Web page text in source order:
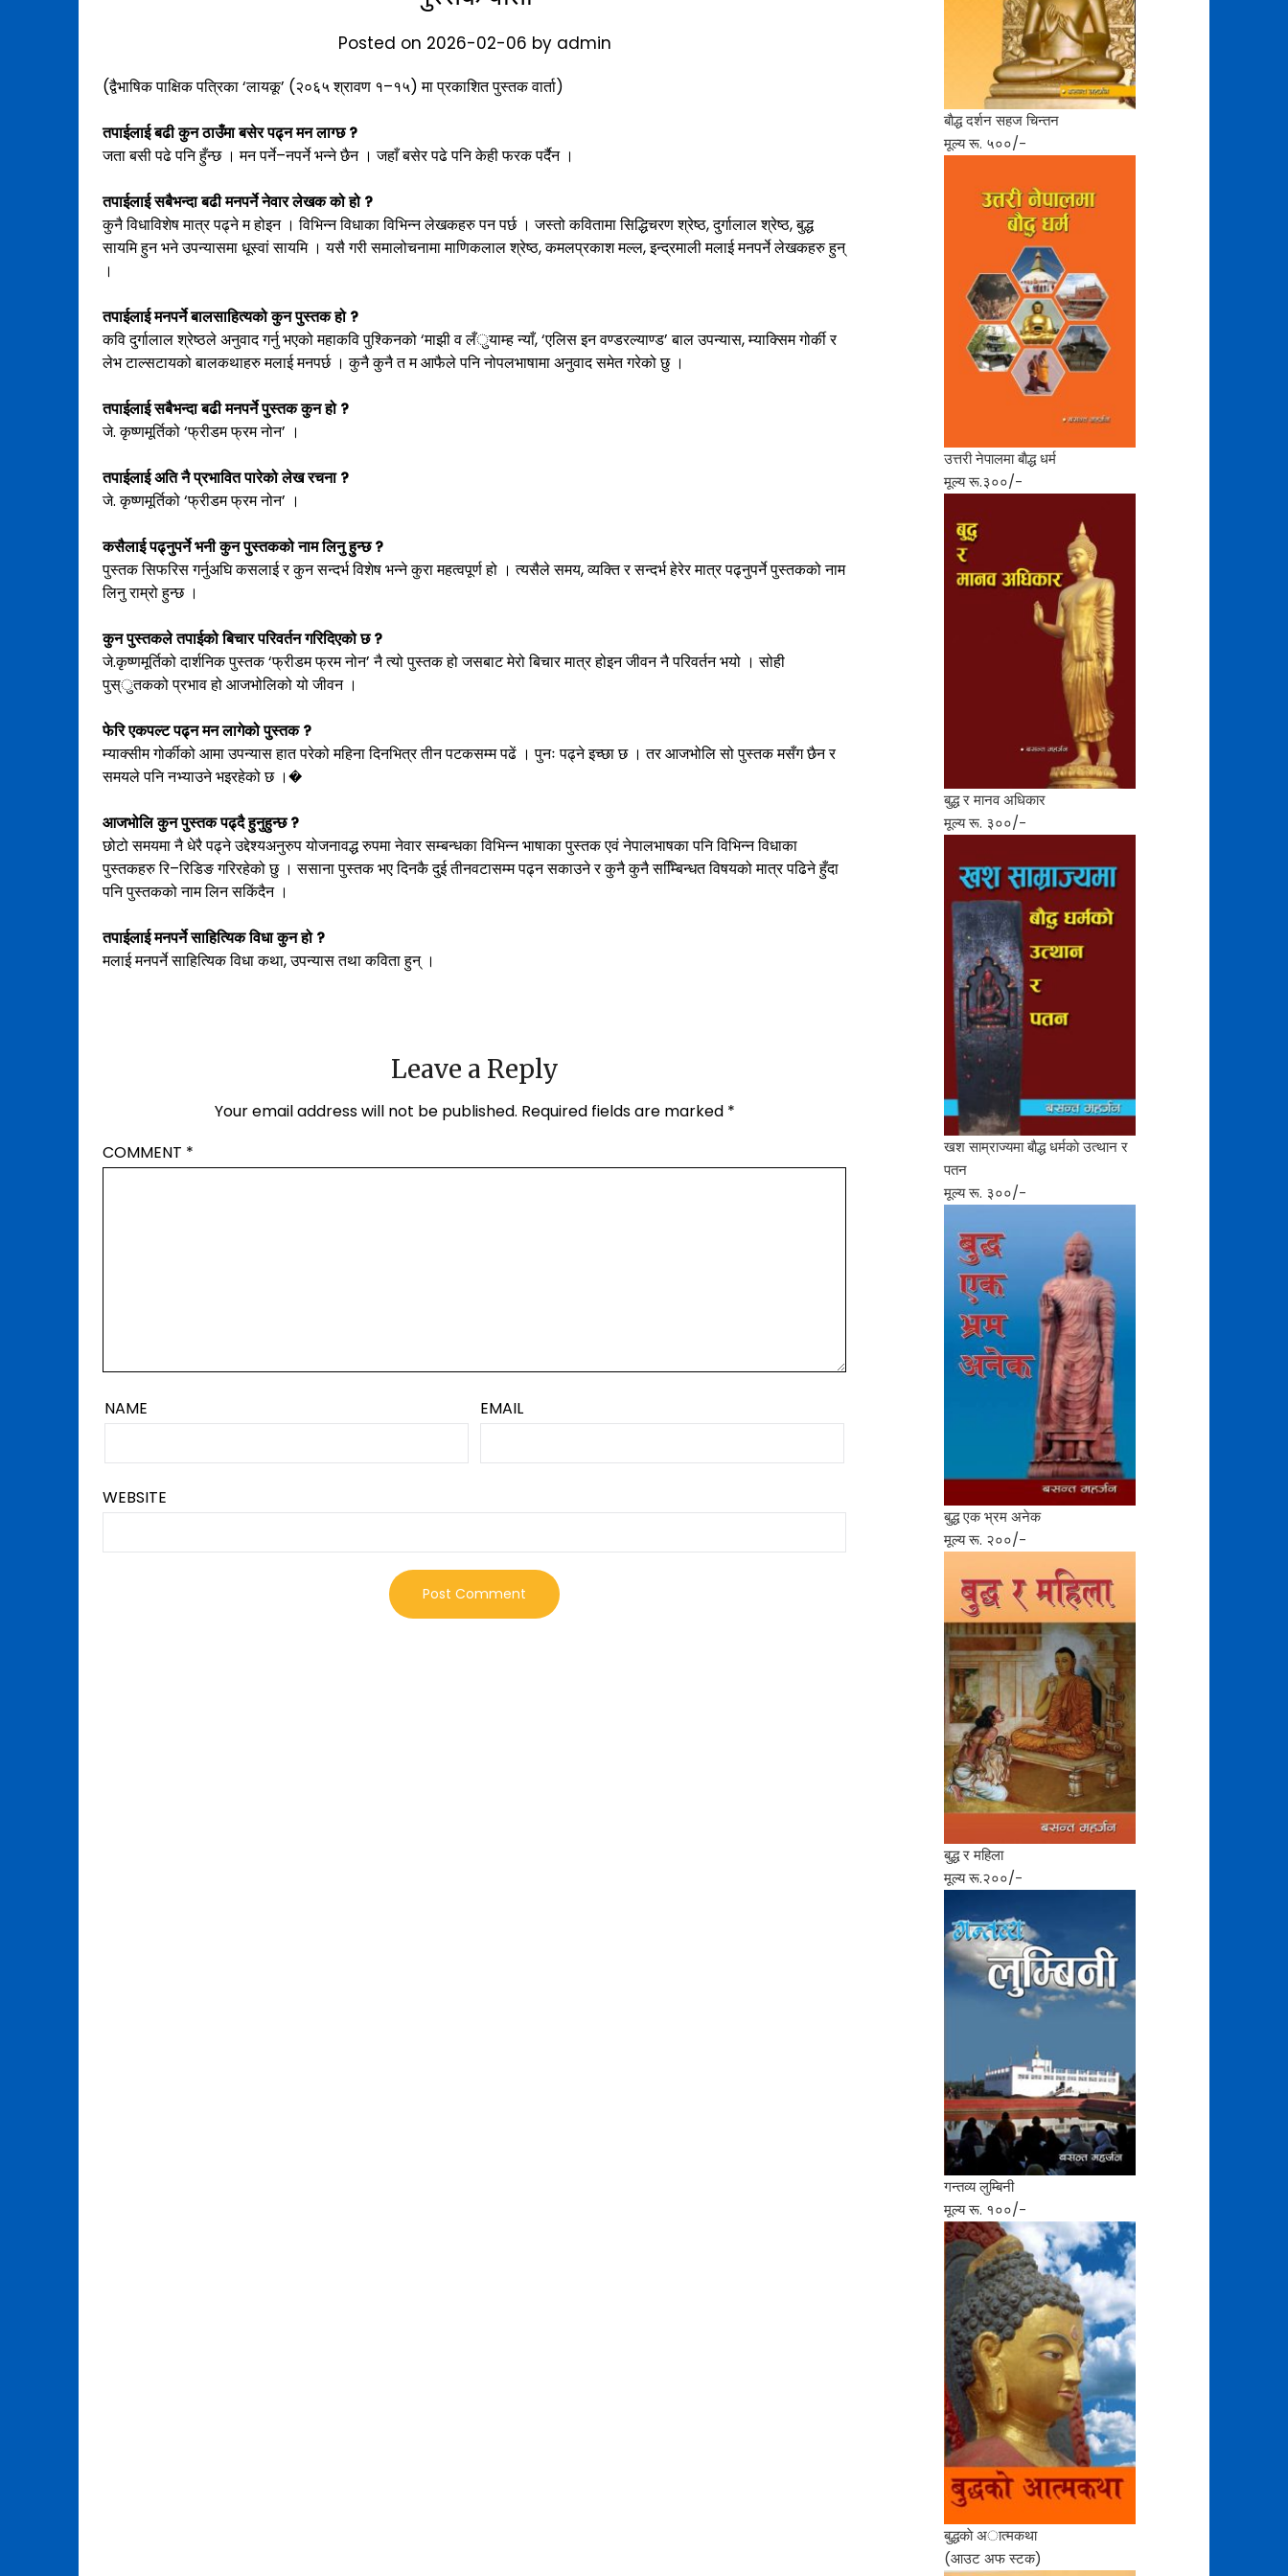
Posted on 2026-02-06 by admin
(द्वैभाषिक पाक्षिक पत्रिका ‘लायकू’ (२०६५ श्रावण १–१५) मा प्रकाशित पुस्तक वार्ता)
तपाईलाई बढी कुन ठाउँमा बसेर पढ्न मन लाग्छ ?
जता बसी पढे पनि हुँन्छ । मन पर्ने–नपर्ने भन्ने छैन । जहाँ बसेर पढे पनि केही फरक पर्दैन ।
तपाईलाई सबैभन्दा बढी मनपर्ने नेवार लेखक को हो ?
कुनै विधाविशेष मात्र पढ्ने म होइन । विभिन्न विधाका विभिन्न लेखकहरु पन पर्छ । जस्तो कवितामा सिद्धिचरण श्रेष्ठ, दुर्गालाल श्रेष्ठ, बुद्ध
सायमि हुन भने उपन्यासमा धूस्वां सायमि । यसै गरी समालोचनामा माणिकलाल श्रेष्ठ, कमलप्रकाश मल्ल, इन्द्रमाली मलाई मनपर्ने लेखकहरु हुन्
।
तपाईलाई मनपर्ने बालसाहित्यको कुन पुस्तक हो ?
कवि दुर्गालाल श्रेष्ठले अनुवाद गर्नु भएको महाकवि पुश्किनको ‘माझी व लँुयाम्ह न्याँ, ‘एलिस इन वण्डरल्याण्ड’ बाल उपन्यास, म्याक्सिम गोर्की र
लेभ टाल्सटायको बालकथाहरु मलाई मनपर्छ । कुनै कुनै त म आफैले पनि नोपलभाषामा अनुवाद समेत गरेको छु ।
तपाईलाई सबैभन्दा बढी मनपर्ने पुस्तक कुन हो ?
जे. कृष्णमूर्तिको ‘फ्रीडम फ्रम नोन’ ।
तपाईलाई अति नै प्रभावित पारेको लेख रचना ?
जे. कृष्णमूर्तिको ‘फ्रीडम फ्रम नोन’ ।
कसैलाई पढ्नुपर्ने भनी कुन पुस्तकको नाम लिनु हुन्छ ?
पुस्तक सिफरिस गर्नुअघि कसलाई र कुन सन्दर्भ विशेष भन्ने कुरा महत्वपूर्ण हो । त्यसैले समय, व्यक्ति र सन्दर्भ हेरेर मात्र पढ्नुपर्ने पुस्तकको नाम
लिनु राम्रो हुन्छ ।
कुन पुस्तकले तपाईको बिचार परिवर्तन गरिदिएको छ ?
जे.कृष्णमूर्तिको दार्शनिक पुस्तक ‘फ्रीडम फ्रम नोन’ नै त्यो पुस्तक हो जसबाट मेरो बिचार मात्र होइन जीवन नै परिवर्तन भयो । सोही
पुस्ुतकको प्रभाव हो आजभोलिको यो जीवन ।
फेरि एकपल्ट पढ्न मन लागेको पुस्तक ?
म्याक्सीम गोर्कीको आमा उपन्यास हात परेको महिना दिनभित्र तीन पटकसम्म पढें । पुनः पढ्ने इच्छा छ । तर आजभोलि सो पुस्तक मसँग छैन र
समयले पनि नभ्याउने भइरहेको छ ।�
आजभोलि कुन पुस्तक पढ्दै हुनुहुन्छ ?
छोटो समयमा नै धेरै पढ्ने उद्देश्यअनुरुप योजनावद्ध रुपमा नेवार सम्बन्धका विभिन्न भाषाका पुस्तक एवं नेपालभाषका पनि विभिन्न विधाका
पुस्तकहरु रि–रिडिङ गरिरहेको छु । ससाना पुस्तक भए दिनकै दुई तीनवटासम्म पढ्न सकाउने र कुनै कुनै सम्बििन्धत विषयको मात्र पढिने हुँदा
पनि पुस्तकको नाम लिन सकिंदैन ।
तपाईलाई मनपर्ने साहित्यिक विधा कुन हो ?
मलाई मनपर्ने साहित्यिक विधा कथा, उपन्यास तथा कविता हुन् ।
Leave a Reply
Your email address will not be published. Required fields are marked *
COMMENT *
NAME EMAIL
WEBSITE
बाैद्ध दर्शन सहज चिन्तन
मूल्य रू. ५००/-
उत्तरी नेपालमा बाैद्ध धर्म
मूल्य रू.३००/-
बुद्ध र मानव अधिकार
मूल्य रू. ३००/-
खश साम्राज्यमा बाैद्ध धर्मकाे उत्थान र
पतन
मूल्य रू. ३००/-
बुद्ध एक भ्रम अनेक
मूल्य रू. २००/-
बुद्ध र महिला
मूल्य रू.२००/-
गन्तव्य लुम्बिनी
मूल्य रू. १००/-
बुद्धकाे अात्मकथा
(आउट अफ स्टक)